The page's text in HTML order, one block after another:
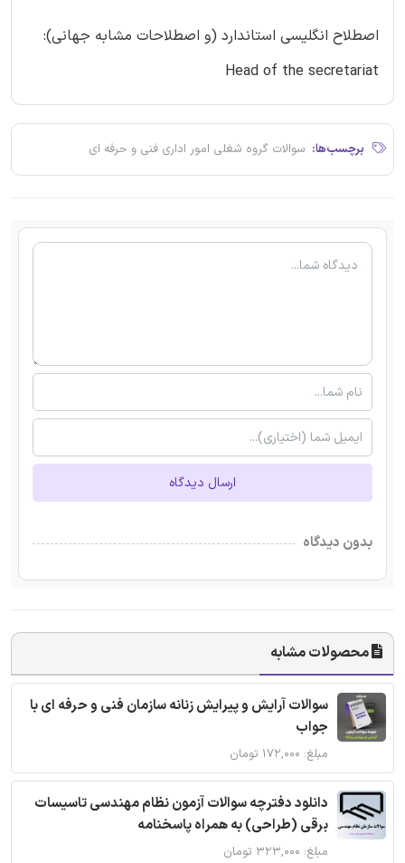
اصطلاح انگلیسی استاندارد (و اصطلاحات مشابه جهانی):
Head of the secretariat
برچسب‌ها: سوالات گروه شغلی امور اداری فنی و حرفه ای
ارسال دیدگاه
بدون دیدگاه
محصولات مشابه
سوالات آرایش و پیرایش زنانه سازمان فنی و حرفه ای با
جواب
مبلغ: ۱۷۲,۰۰۰ تومان
دانلود دفترچه سوالات آزمون نظام مهندسی تاسیسات
برقی (طراحی) به همراه پاسخنامه
مبلغ: ۳۲۳,۰۰۰ تومان